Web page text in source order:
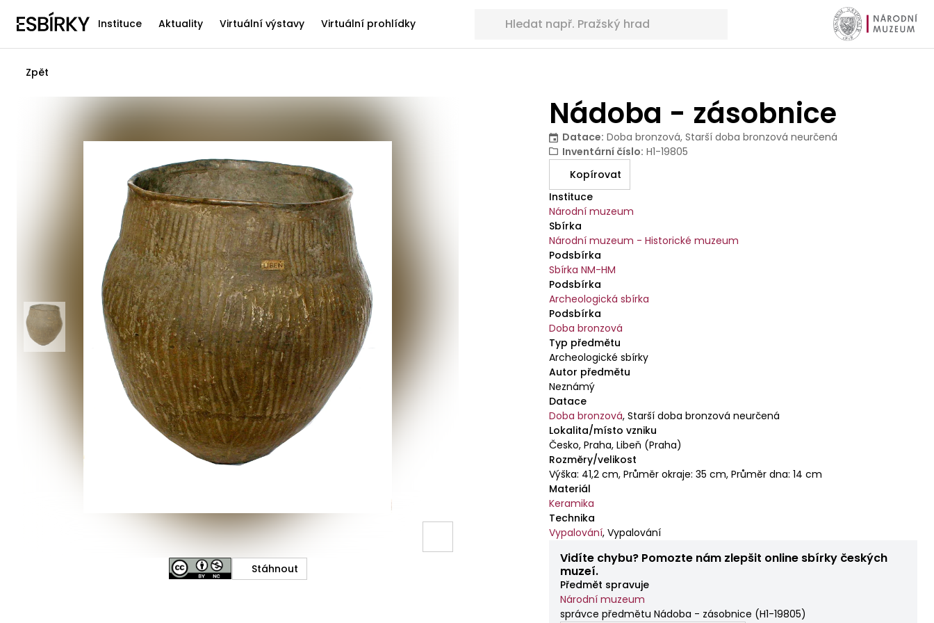
Instituce Aktuality Virtuální výstavy Virtuální prohlídky
Zpět
Nádoba - zásobnice
Datace: Doba bronzová, Starší doba bronzová neurčená
Inventární číslo: H1-19805
Kopírovat
Instituce
Národní muzeum
Sbírka
Národní muzeum - Historické muzeum
Podsbírka
Sbírka NM-HM
Podsbírka
Archeologická sbírka
Podsbírka
Doba bronzová
Typ předmětu
Archeologické sbírky
Autor předmětu
Neznámý
Datace
Doba bronzová,Starší doba bronzová neurčená
Lokalita/místo vzniku
Česko, Praha, Libeň (Praha)
Rozměry/velikost
Výška: 41,2 cm, Průměr okraje: 35 cm, Průměr dna: 14 cm
Materiál
Keramika
Technika
Vypalování,Vypalování
Vidíte chybu? Pomozte nám zlepšit online sbírky českých
muzeí.
Předmět spravuje
Národní muzeum
správce předmětu Nádoba - zásobnice (H1-19805)
Stáhnout